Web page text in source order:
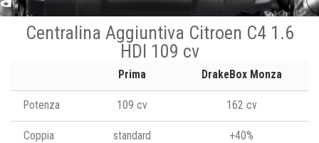
Centralina Aggiuntiva Citroen C4 1.6
HDI 109 cv
Prima DrakeBox Monza
Potenza 109 cv 162 cv
Coppia standard +40%